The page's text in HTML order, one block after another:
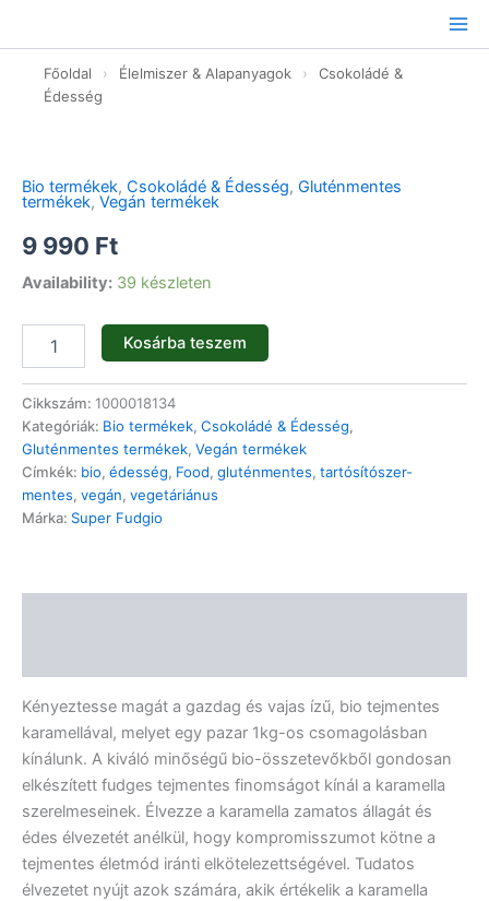
tartalomhoz
Főoldal › Élelmiszer & Alapanyagok ›
Csokoládé &
Édesség
Bio termékek, Csokoládé & Édesség, Gluténmentes
termékek, Vegán termékek
9 990 Ft
Availability: 39 készleten
karamella
bio
1kg
Kosárba teszem
Cikkszám: 1000018134
Kategóriák: Bio termékek, Csokoládé & Édesség,
Gluténmentes termékek, Vegán termékek
Címkék: bio, édesség, Food, gluténmentes, tartósítószer-
mentes, vegán, vegetáriánus
Márka: Super Fudgio
Kényeztesse magát a gazdag és vajas ízű, bio tejmentes
karamellával, melyet egy pazar 1kg-os csomagolásban
kínálunk. A kiváló minőségű bio-összetevőkből gondosan
elkészített fudges tejmentes finomságot kínál a karamella
szerelmeseinek. Élvezze a karamella zamatos állagát és
édes élvezetét anélkül, hogy kompromisszumot kötne a
tejmentes életmód iránti elkötelezettségével. Tudatos
élvezetet nyújt azok számára, akik értékelik a karamella